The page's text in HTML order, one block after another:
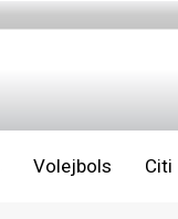
Volejbols Citi